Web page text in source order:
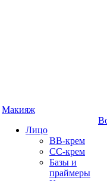
Макияж
Лицо
ВВ-крем
СС-крем
Базы и
праймеры